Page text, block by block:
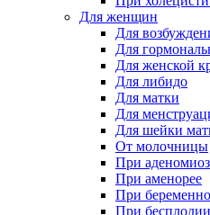
Для женщин
Для
Для
Для женской
Для либидо
Для матки
Для
Для шейки
От молочницы
При
При аменорее
При
При бесплодии